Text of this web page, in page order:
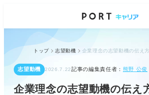
トップ 志望動機
志望動機 2026.7.22記事の編集責任者： 熊野 公俊
企業理念の志望動機の伝え